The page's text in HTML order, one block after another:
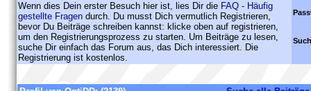
Wenn dies Dein erster Besuch hier ist, lies Dir die FAQ - Häufig
gestellte Fragen durch. Du musst Dich vermutlich Registrieren,
bevor Du Beiträge schreiben kannst: klicke oben auf registrieren,
um den Registrierungsprozess zu starten. Um Beiträge zu lesen,
suche Dir einfach das Forum aus, das Dich interessiert. Die
Registrierung ist kostenlos.